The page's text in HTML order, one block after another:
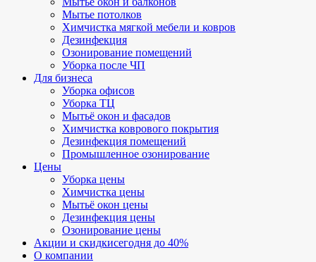
Мытье потолков
Химчистка мягкой мебели и ковров
Дезинфекция
Озонирование помещений
Уборка после ЧП
Для бизнеса
Уборка офисов
Уборка ТЦ
Мытьё окон и фасадов
Химчистка коврового покрытия
Дезинфекция помещений
Промышленное озонирование
Цены
Уборка цены
Химчистка цены
Мытьё окон цены
Дезинфекция цены
Озонирование цены
Акции и скидкисегодня до 40%
О компании